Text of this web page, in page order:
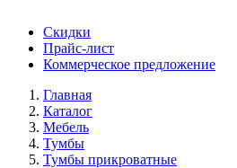
Скидки
Прайс-лист
Коммерческое предложение
Главная
Каталог
Мебель
Тумбы
Тумбы прикроватные